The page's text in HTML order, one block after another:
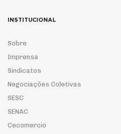
INSTITUCIONAL
Sobre
Imprensa
Sindicatos
Negociações Coletivas
SESC
SENAC
Cecomercio